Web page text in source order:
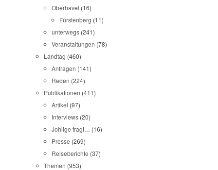
Oberhavel (16)
Fürstenberg (11)
unterwegs (241)
Veranstaltungen (78)
Landtag (460)
Anfragen (141)
Reden (224)
Publikationen (411)
Artikel (97)
Interviews (20)
Johlige fragt… (16)
Presse (269)
Reiseberichte (37)
Themen (953)